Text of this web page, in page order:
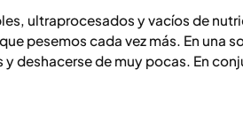
ultraprocesados y vacíos de
pesemos cada vez más. En
deshacerse de muy pocas. En